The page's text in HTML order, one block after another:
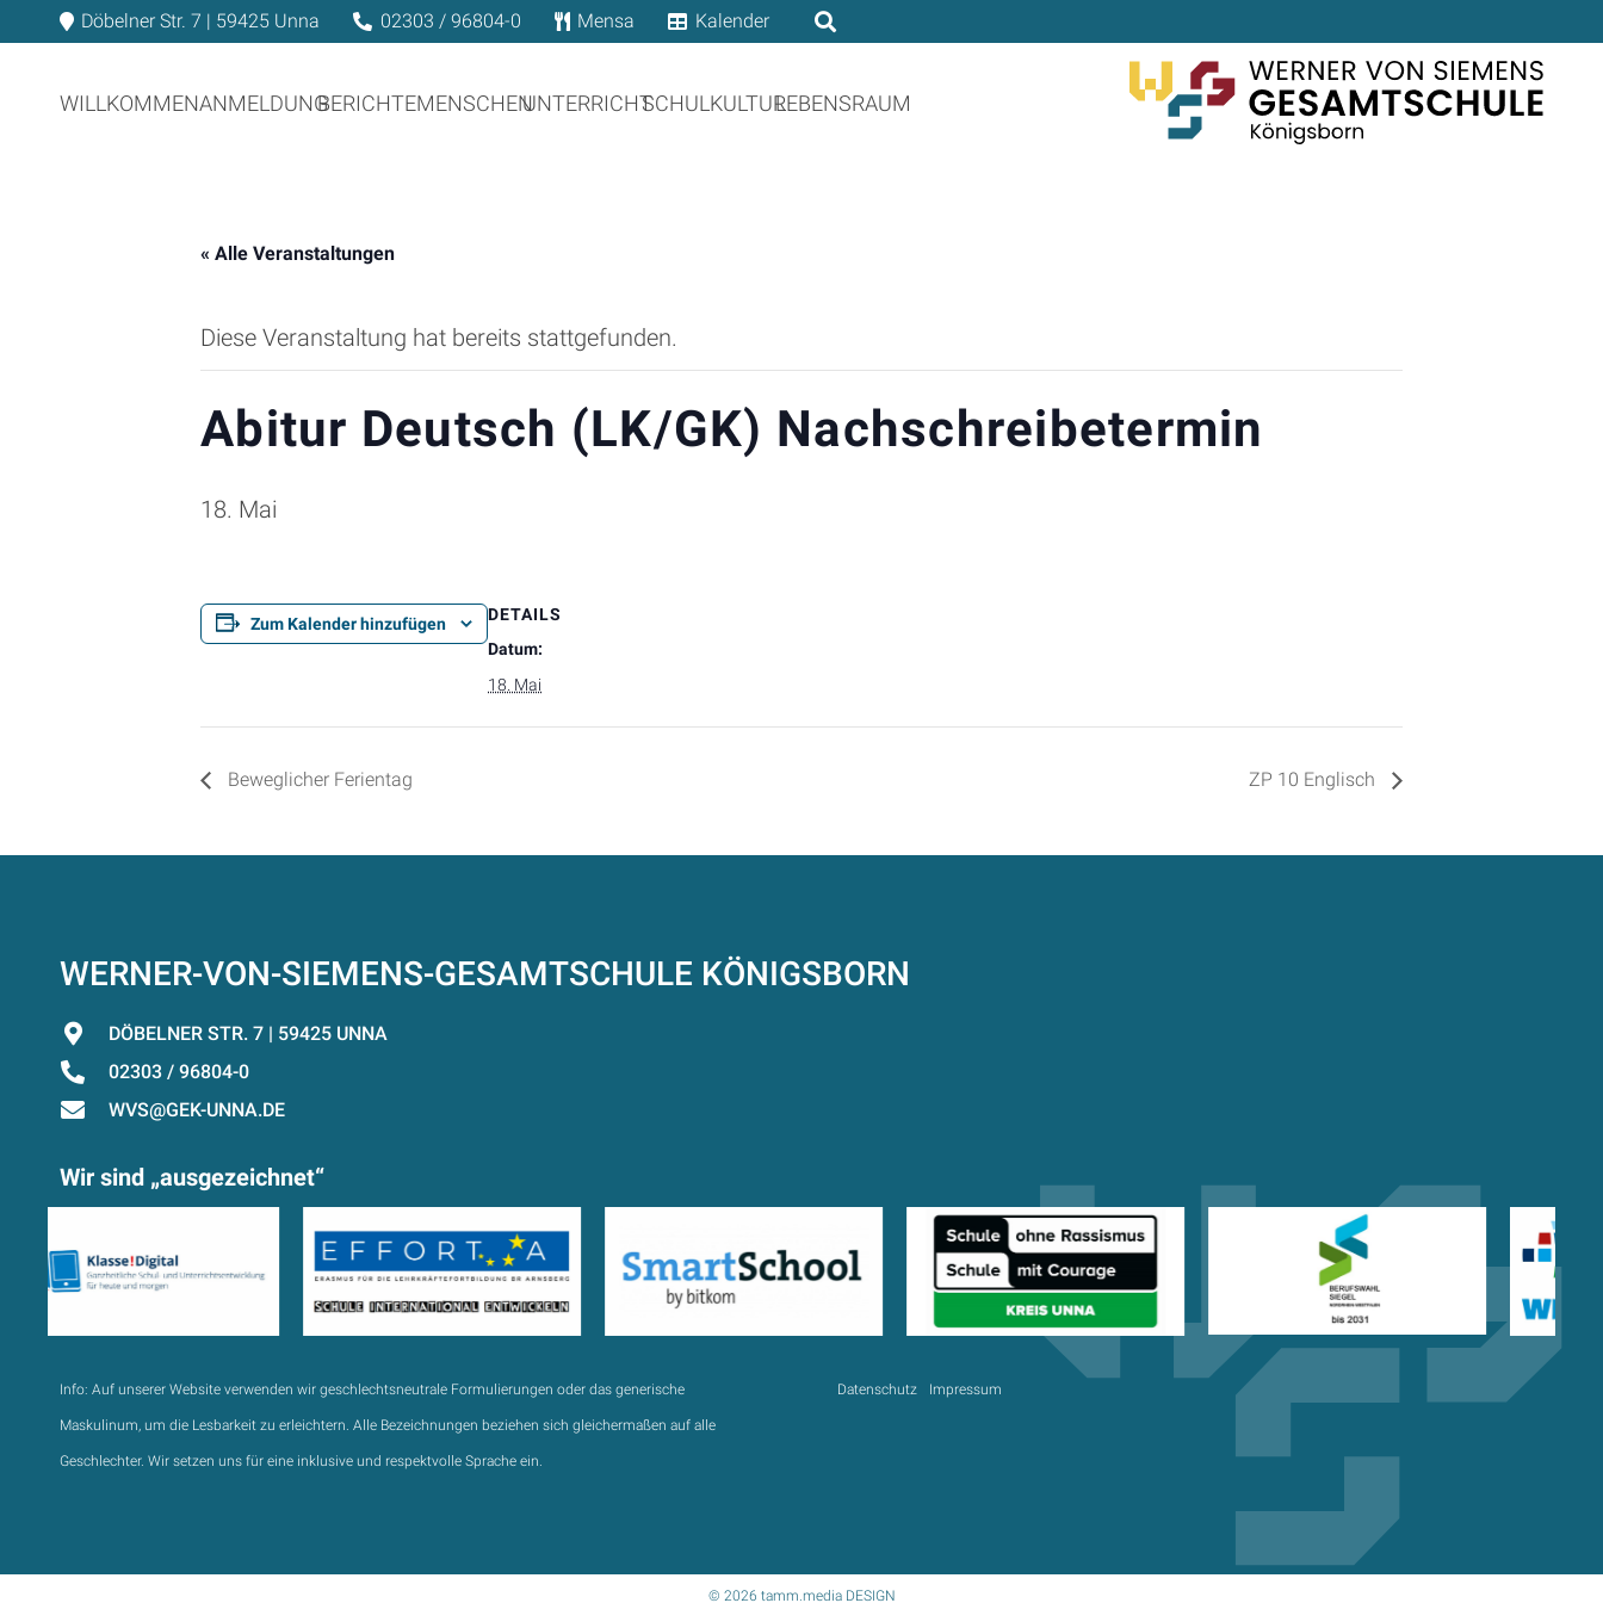
Döbelner Str. 7 | 59425 Unna 02303 / 96804-0 Mensa Kalender
WILLKOMMENANMELDUNGBERICHTEMENSCHENUNTERRICHTSCHULKULTURLEBENSRAUM
« Alle Veranstaltungen
Diese Veranstaltung hat bereits stattgefunden.
Abitur Deutsch (LK/GK) Nachschreibetermin
18. Mai
Zum Kalender hinzufügen
DETAILS
Datum:
18. Mai
Beweglicher Ferientag ZP 10 Englisch
WERNER-VON-SIEMENS-GESAMTSCHULE KÖNIGSBORN
DÖBELNER STR. 7 | 59425 UNNA
02303 / 96804-0
WVS@GEK-UNNA.DE
Wir sind „ausgezeichnet“
Info: Auf unserer Website verwenden wir geschlechtsneutrale Formulierungen oder das generische
Maskulinum, um die Lesbarkeit zu erleichtern. Alle Bezeichnungen beziehen sich gleichermaßen auf alle
Geschlechter. Wir setzen uns für eine inklusive und respektvolle Sprache ein.
Datenschutz Impressum
© 2026 tamm.media DESIGN